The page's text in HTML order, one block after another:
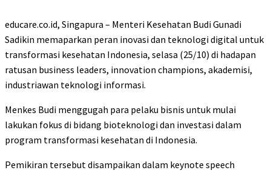
educare.co.id, Singapura – Menteri Kesehatan Budi Gunadi
Sadikin memaparkan peran inovasi dan teknologi digital untuk
transformasi kesehatan Indonesia, selasa (25/10) di hadapan
ratusan business leaders, innovation champions, akademisi,
industriawan teknologi informasi.
Menkes Budi menggugah para pelaku bisnis untuk mulai
lakukan fokus di bidang bioteknologi dan investasi dalam
program transformasi kesehatan di Indonesia.
Pemikiran tersebut disampaikan dalam keynote speech